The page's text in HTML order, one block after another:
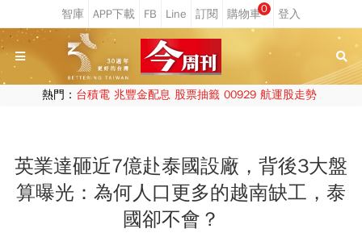
0
熱門： 台積電 兆豐金配息 股票抽籤 00929 航運股走勢
英業達砸近7億赴泰國設廠，背後3大盤
算曝光：為何人口更多的越南缺工，泰
國卻不會？